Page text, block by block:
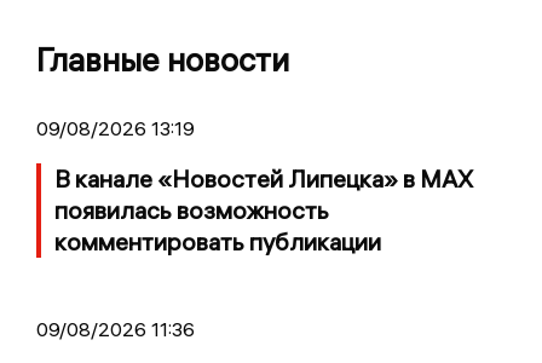
Главные новости
09/08/2026 13:19
В канале «Новостей Липецка» в MAX
появилась возможность
комментировать публикации
09/08/2026 11:36